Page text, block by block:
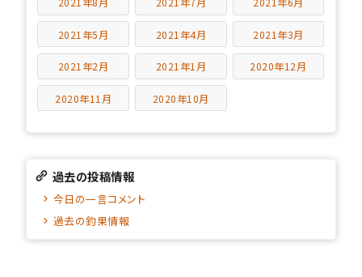
2021年5月 2021年4月 2021年3月
2021年2月 2021年1月 2020年12月
2020年11月 2020年10月
過去の投稿情報
今日の一言コメント
過去の釣果情報